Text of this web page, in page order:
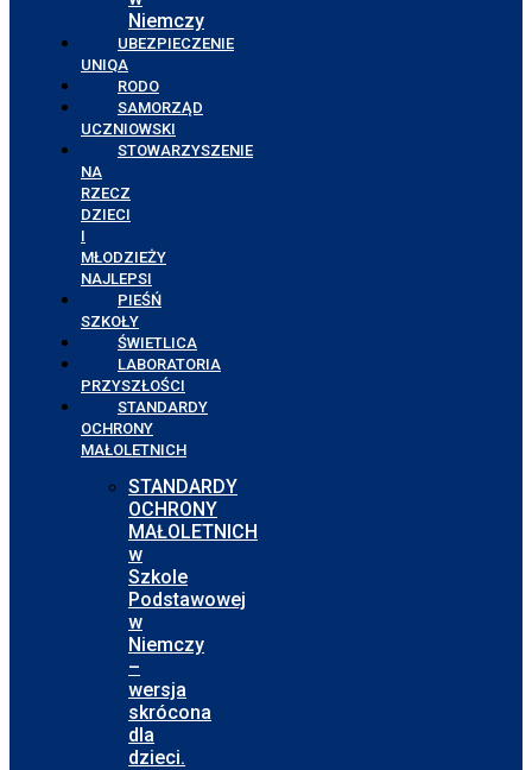
Niemczy
UBEZPIECZENIE
UNIQA
RODO
SAMORZĄD
UCZNIOWSKI
STOWARZYSZENIE
NA
RZECZ
DZIECI
I
MŁODZIEŻY
NAJLEPSI
PIEŚŃ
SZKOŁY
ŚWIETLICA
LABORATORIA
PRZYSZŁOŚCI
STANDARDY
OCHRONY
MAŁOLETNICH
STANDARDY
OCHRONY
MAŁOLETNICH
w
Szkole
Podstawowej
w
Niemczy
–
wersja
skrócona
dla
dzieci.